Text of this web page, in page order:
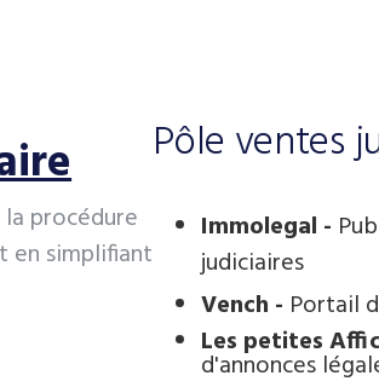
procédure
en simplifiant
Pôle ventes
Immolegal -
judiciaires
Vench - Portail
Les petites
d'annonces